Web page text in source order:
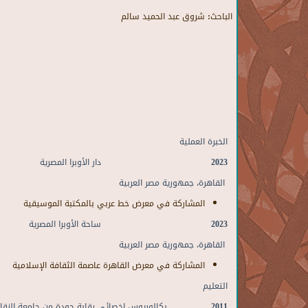
الباحث: شروق عبد الحميد سالم
الخبرة العملية
2023
دار الأوبرا المصرية
القاهرة، جمهورية مصر العربية
المشاركة في معرض خط عربي بالمكتبة الموسيقية
2023
ساحة الأوبرا المصرية
القاهرة، جمهورية مصر العربية
المشاركة في معرض القاهرة عاصمة الثقافة الإسلامية
التعليم